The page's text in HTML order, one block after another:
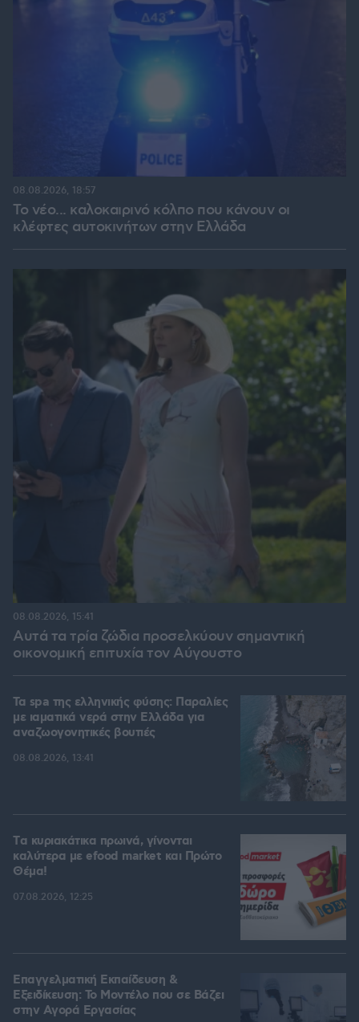
Το νέο... καλοκαιρινό κόλπο που κάνουν οι
κλέφτες αυτοκινήτων στην Ελλάδα
08.08.2026, 18:57
Αυτά τα τρία ζώδια προσελκύουν σημαντική
οικονομική επιτυχία τον Αύγουστο
08.08.2026, 15:41
Τα spa της ελληνικής φύσης: Παραλίες
με ιαματικά νερά στην Ελλάδα για
αναζωογονητικές βουτιές
08.08.2026, 13:41
Tα κυριακάτικα πρωινά, γίνονται
καλύτερα με efood market και Πρώτο
Θέμα!
07.08.2026, 12:25
Επαγγελματική Εκπαίδευση &
Εξειδίκευση: Το Mοντέλο που σε Bάζει
στην Aγορά Eργασίας